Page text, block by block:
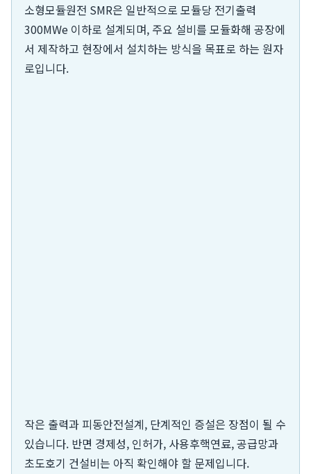
소형모듈원전 SMR은 일반적으로 모듈당 전기출력
300MWe 이하로 설계되며, 주요 설비를 모듈화해 공장에
서 제작하고 현장에서 설치하는 방식을 목표로 하는 원자
로입니다.
작은 출력과 피동안전설계, 단계적인 증설은 장점이 될 수
있습니다. 반면 경제성, 인허가, 사용후핵연료, 공급망과
초도호기 건설비는 아직 확인해야 할 문제입니다.